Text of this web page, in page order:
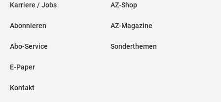
Karriere / Jobs
Abonnieren
Abo-Service
E-Paper
Kontakt
AZ-Shop
AZ-Magazine
Sonderthemen